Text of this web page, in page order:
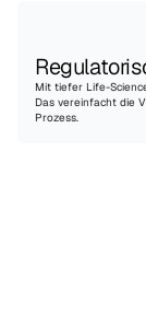
Mit tiefer Life-
Das vereinfacht die
Prozess.